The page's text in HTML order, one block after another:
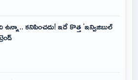
ఉన్నా.. కనిపించదు! ఇదే కొత్త 'ఇన్విజిబుల్